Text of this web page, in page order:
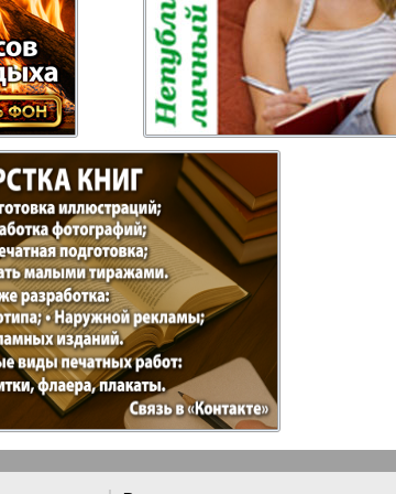
Русский Баден-
Вюртемберг
Рыбалка
Семейная газета
Торговый Центр
У нас в Гамбурге
Эрудит-Экстра